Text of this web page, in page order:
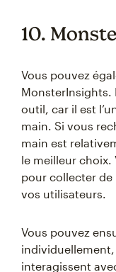
10.
Vous pouvez
MonsterInsights.
outil, car il est
main. Si vous
main est
le meilleur
pour collecter
vos utilisateurs.
Vous pouvez
interagissent